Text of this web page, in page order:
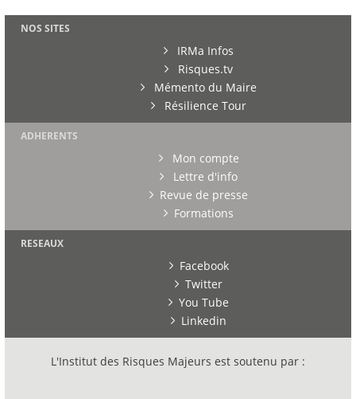
NOS SITES
IRMa Infos
Risques.tv
Mémento du Maire
Résilience Tour
ADHERENTS
Mon compte
Lettre d'info
Revue de presse
Formations
RESEAUX
Facebook
Twitter
You Tube
Linkedin
L'Institut des Risques Majeurs est soutenu par :